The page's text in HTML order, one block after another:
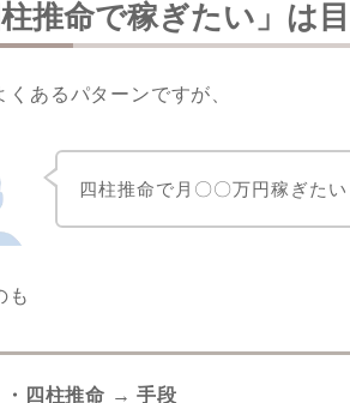
柱推命で稼ぎたい」は
くあるパターンですが、
四柱推命で月〇〇万円稼ぎたい
も
・四柱推命 → 手段